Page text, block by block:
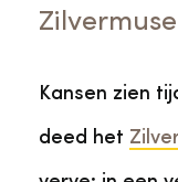
Kansen zien
deed het